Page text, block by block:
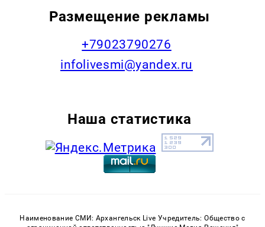
Размещение рекламы
+79023790276
infolivesmi@yandex.ru
Наша статистика
Наименование СМИ: Архангельск Live Учредитель: Общество с